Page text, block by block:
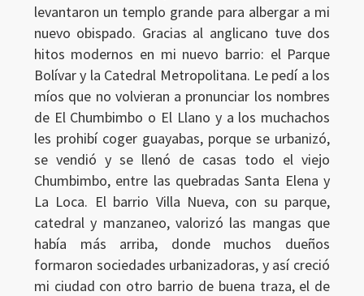
levantaron un templo grande para albergar a mi
nuevo obispado. Gracias al anglicano tuve dos
hitos modernos en mi nuevo barrio: el Parque
Bolívar y la Catedral Metropolitana. Le pedí a los
míos que no volvieran a pronunciar los nombres
de El Chumbimbo o El Llano y a los muchachos
les prohibí coger guayabas, porque se urbanizó,
se vendió y se llenó de casas todo el viejo
Chumbimbo, entre las quebradas Santa Elena y
La Loca. El barrio Villa Nueva, con su parque,
catedral y manzaneo, valorizó las mangas que
había más arriba, donde muchos dueños
formaron sociedades urbanizadoras, y así creció
mi ciudad con otro barrio de buena traza, el de